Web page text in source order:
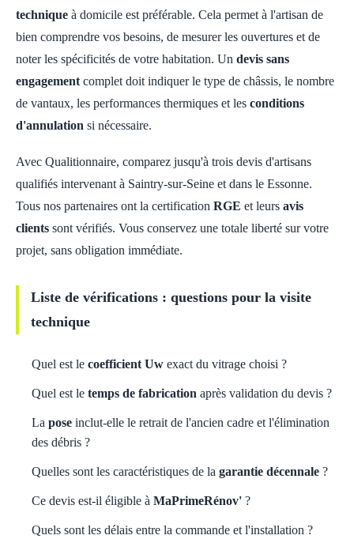
technique à domicile est préférable. Cela permet à l'artisan de
bien comprendre vos besoins, de mesurer les ouvertures et de
noter les spécificités de votre habitation. Un devis sans
engagement complet doit indiquer le type de châssis, le nombre
de vantaux, les performances thermiques et les conditions
d'annulation si nécessaire.
Avec Qualitionnaire, comparez jusqu'à trois devis d'artisans
qualifiés intervenant à Saintry-sur-Seine et dans le Essonne.
Tous nos partenaires ont la certification RGE et leurs avis
clients sont vérifiés. Vous conservez une totale liberté sur votre
projet, sans obligation immédiate.
Liste de vérifications : questions pour la visite
technique
Quel est le coefficient Uw exact du vitrage choisi ?
Quel est le temps de fabrication après validation du devis ?
La pose inclut-elle le retrait de l'ancien cadre et l'élimination
des débris ?
Quelles sont les caractéristiques de la garantie décennale ?
Ce devis est-il éligible à MaPrimeRénov' ?
Quels sont les délais entre la commande et l'installation ?